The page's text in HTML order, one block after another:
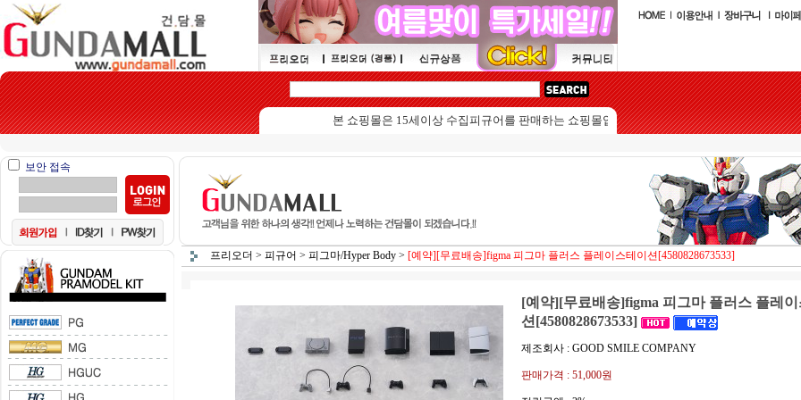
본 쇼핑몰은 15세이상 수집피규어를 판매하는 쇼핑몰입니다.
보안 접속
프리오더 > 피규어 > 피그마/Hyper Body > [예약][무료배송]figma 피그마 플러스 플레이스테이션[4580828673533]
[예약][무료배송]figma 피그마 플러스 플레
션[4580828673533]
제조회사 : GOOD SMILE COMPANY
판매가격 : 51,000원